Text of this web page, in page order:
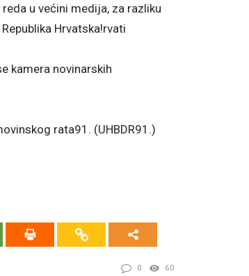
u većini medija, za razliku
Hrvatska!rvati
kamera novinarskih
rata91. (UHBDR91.)
0 60